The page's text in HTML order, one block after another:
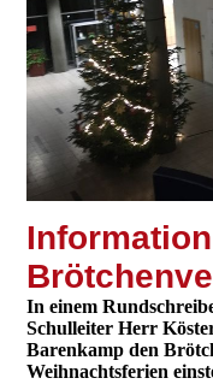
I
In einem
Schulleiter Herr
Barenkamp den
Weihnachtsferien